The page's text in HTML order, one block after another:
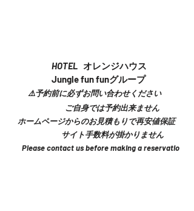
オレンジハウス
fun funグループ
⚠️予約前に必ずお問い合わせください
では予約出来ません
ジからのお見積もりで再安値保証
手数料が掛かりません
us before making a reservatio